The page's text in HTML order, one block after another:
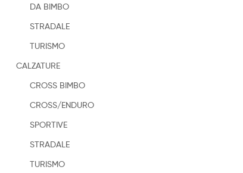
DA BIMBO
STRADALE
TURISMO
CALZATURE
CROSS BIMBO
CROSS/ENDURO
SPORTIVE
STRADALE
TURISMO